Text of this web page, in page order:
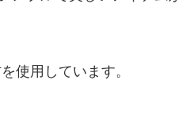
使用しています。